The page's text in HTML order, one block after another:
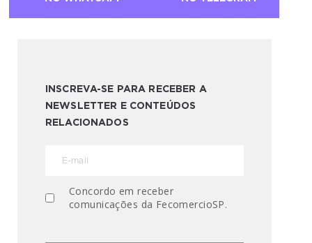
INSCREVA-SE PARA RECEBER A
NEWSLETTER E CONTEÚDOS
RELACIONADOS
Concordo em receber
comunicações da FecomercioSP.